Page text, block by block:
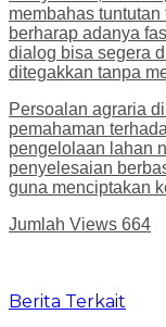
membahas
berharap adanya
dialog bisa segera
ditegakkan tanpa
Persoalan agraria
pemahaman
pengelolaan lahan
penyelesaian
guna menciptakan
Jumlah Views 664
Berita Terkait